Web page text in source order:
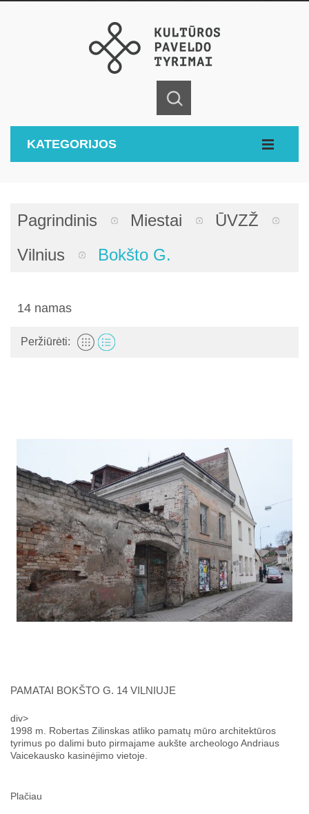
KATEGORIJOS
Pagrindinis Miestai
ŪVZŽ
Vilnius
Bokšto G.
14 namas
Peržiūrėti:
PAMATAI BOKŠTO G. 14 VILNIUJE
div>
1998 m. Robertas Zilinskas atliko pamatų mūro architektūros
tyrimus po dalimi buto pirmajame aukšte archeologo Andriaus
Vaicekausko kasinėjimo vietoje.
Plačiau